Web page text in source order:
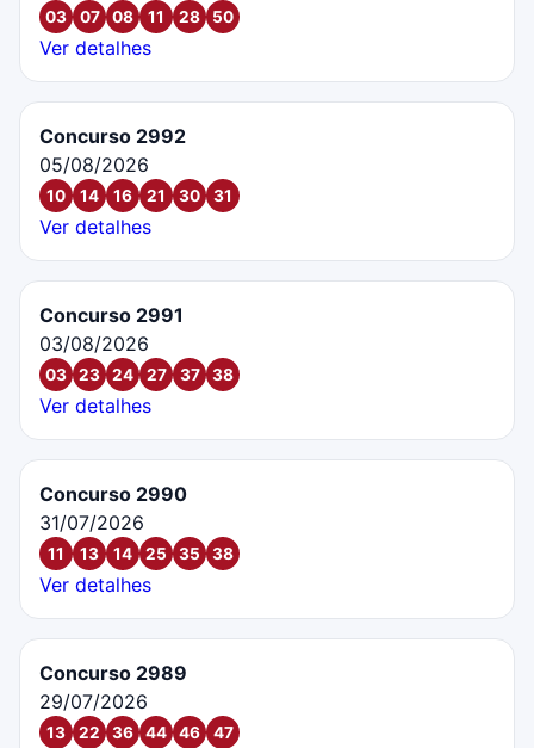
03 07 08 11 28 50
Ver detalhes
Concurso 2992
05/08/2026
10 14 16 21 30 31
Ver detalhes
Concurso 2991
03/08/2026
03 23 24 27 37 38
Ver detalhes
Concurso 2990
31/07/2026
11 13 14 25 35 38
Ver detalhes
Concurso 2989
29/07/2026
13 22 36 44 46 47